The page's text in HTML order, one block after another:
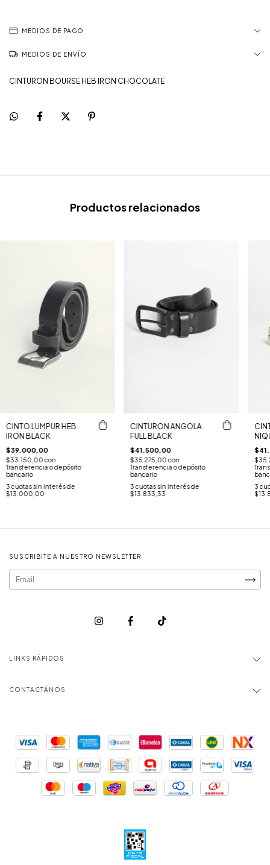
MEDIOS DE PAGO
MEDIOS DE ENVÍO
CINTURON BOURSE HEB IRON CHOCOLATE
Productos relacionados
CINTO LUMPUR HEB
IRON BLACK
$39.000,00
$33.150,00con
Transferencia o depósito
bancario
3 cuotas sin interés de
$13.000,00
CINTURON ANGOLA
FULL BLACK
$41.500,00
$35.275,00con
Transferencia o depósito
bancario
3 cuotas sin interés de
$13.833,33
3
SUSCRIBITE A NUESTRO NEWSLETTER
LINKS RÁPIDOS
CONTACTÁNOS